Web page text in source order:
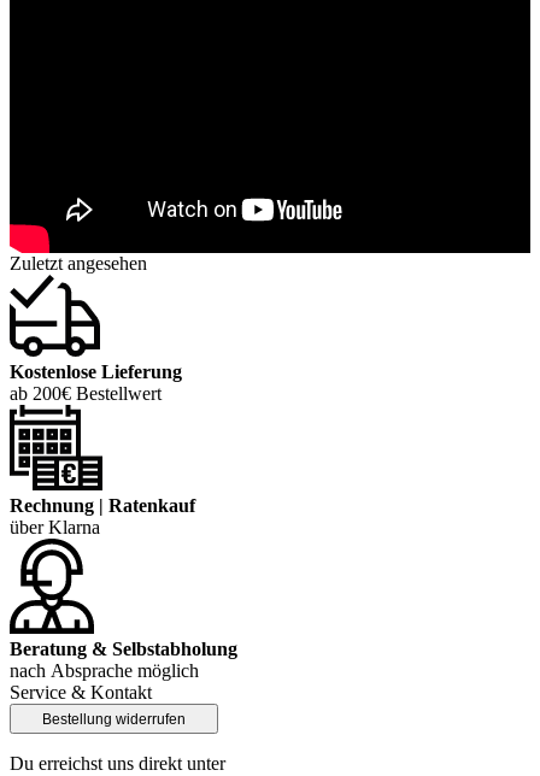
Zuletzt angesehen
Kostenlose Lieferung
ab 200€ Bestellwert
Rechnung | Ratenkauf
über Klarna
Beratung & Selbstabholung
nach Absprache möglich
Service & Kontakt
Bestellung widerrufen
Du erreichst uns direkt unter